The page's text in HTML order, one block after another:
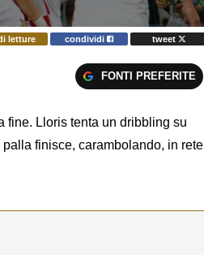
letture condividi tweet
FONTI PREFERITE
fine. Lloris tenta un dribbling su
finisce, carambolando, in rete